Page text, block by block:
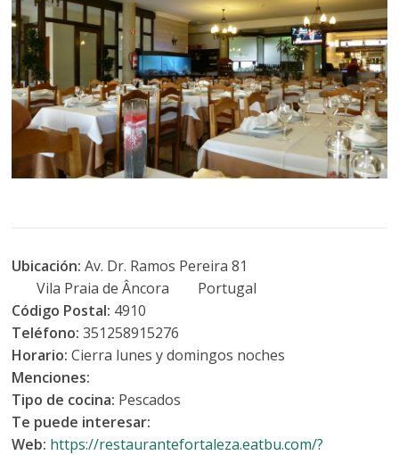
Ubicación:Av. Dr. Ramos Pereira 81
Vila Praia de Âncora Portugal
Código Postal: 4910
Teléfono:351258915276
Horario:Cierra lunes y domingos noches
Menciones:
Tipo de cocina: Pescados
Te puede interesar:
Web: https://restaurantefortaleza.eatbu.com/?